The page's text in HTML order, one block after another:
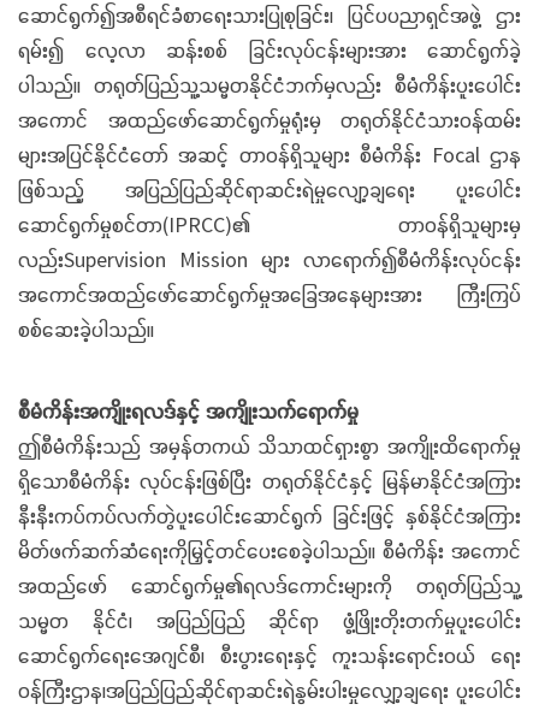
ဆောင်ရွက်၍အစီရင်ခံစာရေးသားပြုစုခြင်း၊ ပြင်ပပညာရှင်အဖွဲ့ ဌား
ရမ်း၍ လေ့လာ ဆန်းစစ် ခြင်းလုပ်ငန်းများအား ဆောင်ရွက်ခဲ့
ပါသည်။ တရုတ်ပြည်သူ့သမ္မတနိုင်ငံဘက်မှလည်း စီမံကိန်းပူးပေါင်း
အကောင် အထည်ဖော်ဆောင်ရွက်မှုရုံးမှ တရုတ်နိုင်ငံသားဝန်ထမ်း
များအပြင်နိုင်ငံတော် အဆင့် တာဝန်ရှိသူများ စီမံကိန်း Focal ဌာန
ဖြစ်သည့် အပြည်ပြည်ဆိုင်ရာဆင်းရဲမှုလျော့ချရေး ပူးပေါင်း
ဆောင်ရွက်မှုစင်တာ(IPRCC)၏ တာဝန်ရှိသူများမှ
လည်းSupervision Mission များ လာရောက်၍စီမံကိန်းလုပ်ငန်း
အကောင်အထည်ဖော်ဆောင်ရွက်မှုအခြေအနေများအား ကြီးကြပ်
စစ်ဆေးခဲ့ပါသည်။
စီမံကိန်းအကျိုးရလဒ်နှင့် အကျိုးသက်ရောက်မှု
ဤစီမံကိန်းသည် အမှန်တကယ် သိသာထင်ရှားစွာ အကျိုးထိရောက်မှု
ရှိသောစီမံကိန်း လုပ်ငန်းဖြစ်ပြီး တရုတ်နိုင်ငံနှင့် မြန်မာနိုင်ငံအကြား
နီးနီးကပ်ကပ်လက်တွဲပူးပေါင်းဆောင်ရွက် ခြင်းဖြင့် နှစ်နိုင်ငံအကြား
မိတ်ဖက်ဆက်ဆံရေးကိုမြှင့်တင်ပေးစေခဲ့ပါသည်။ စီမံကိန်း အကောင်
အထည်ဖော် ဆောင်ရွက်မှု၏ရလဒ်ကောင်းများကို တရုတ်ပြည်သူ့
သမ္မတ နိုင်ငံ၊ အပြည်ပြည် ဆိုင်ရာ ဖွံ့ဖြိုးတိုးတက်မှုပူးပေါင်း
ဆောင်ရွက်ရေးအေဂျင်စီ၊ စီးပွားရေးနှင့် ကူးသန်းရောင်းဝယ် ရေး
ဝန်ကြီးဌာန၊အပြည်ပြည်ဆိုင်ရာဆင်းရဲနွမ်းပါးမှုလျှော့ချရေး ပူးပေါင်း